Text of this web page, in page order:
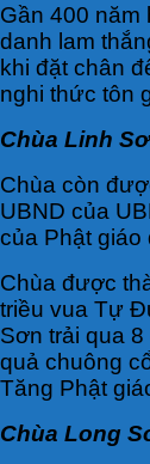
Gần 400 năm
danh lam
khi đặt chân
nghi thức tôn
Chùa Linh
Chùa còn
UBND của
của Phật
Chùa được
triều vua Tự
Sơn trải qua
quả chuông
Tăng Phật
Chùa Long